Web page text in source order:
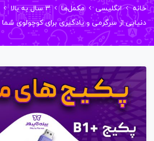
انگلیسی مکمل‌ها 3 سال به بالا
از سرگرمی و یادگیری برای کوچولوی شما